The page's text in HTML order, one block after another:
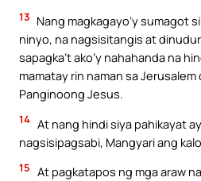
13 Nang magkagayo’y sumagot
ninyo, na nagsisitangis at
sapagka’t ako’y nahahanda na
mamatay rin naman sa
Panginoong Jesus.
14 At nang hindi siya pahikayat
nagsisipagsabi, Mangyari ang
15 At pagkatapos ng mga araw